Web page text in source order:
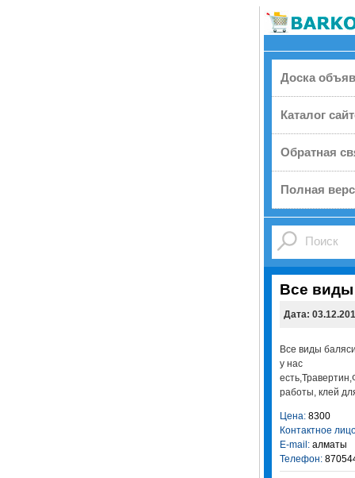
Доска
Каталог
Обратная
Полная
Все
Дата:
Все виды
у нас
работы, клей
Цена:8300
Контактное
E-mail:алматы
Телефон: